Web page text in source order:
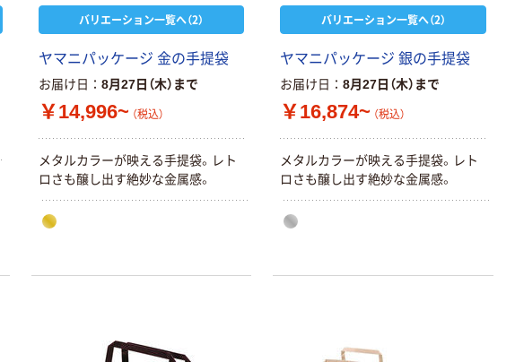
バリエーション一覧へ（2）
ヤマニパッケージ 金の手提袋
お届け日 8月27日（木）まで
￥14,996~ （税込）
メタルカラーが映える手提袋。レト
ロさも醸し出す絶妙な金属感。
バリエーション一覧へ（2）
ヤマニパッケージ 銀の手提袋
お届け日 8月27日（木）まで
￥16,874~ （税込）
メタルカラーが映える手提袋。レト
ロさも醸し出す絶妙な金属感。